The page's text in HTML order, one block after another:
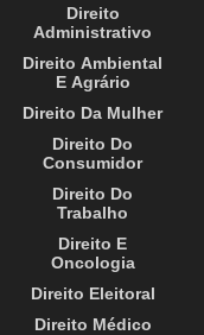
Direito
Administrativo
Direito Ambiental
E Agrário
Direito Da Mulher
Direito Do
Consumidor
Direito Do
Trabalho
Direito E
Oncologia
Direito Eleitoral
Direito Médico